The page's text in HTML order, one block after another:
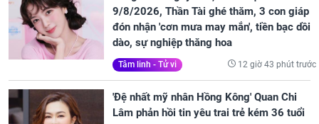
9/8/2026, Thần Tài ghé thăm, 3 con giáp
đón nhận 'cơn mưa may mắn', tiền bạc dồi
dào, sự nghiệp thăng hoa
Tâm linh - Tử vi 12 giờ 43 phút trước
'Đệ nhất mỹ nhân Hồng Kông' Quan Chi
Lâm phản hồi tin yêu trai trẻ kém 36 tuổi